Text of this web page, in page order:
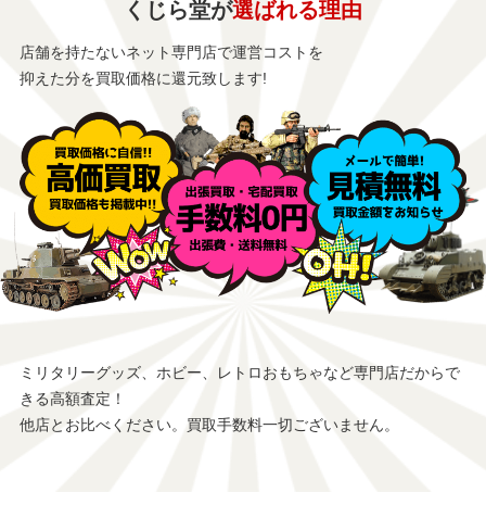
くじら堂が選ばれる理由
店舗を持たないネット専門店で運営コストを
抑えた分を買取価格に還元致します!
ミリタリーグッズ、ホビー、レトロおもちゃなど専門店だからで
きる高額査定！
他店とお比べください。買取手数料一切ございません。